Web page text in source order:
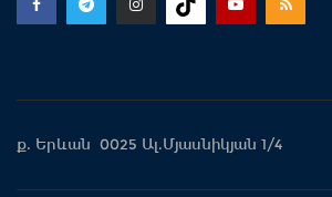
ք. Երևան 0025 Ալ.Մյասնիկյան 1/4